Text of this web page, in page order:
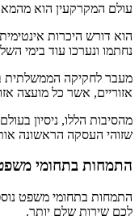
עולם המקרקעין הוא
הוא דורש היכרות
נחתמו ונערכו עוד בימי
מעבר לחקיקה הממשלתית
אזוריים, אשר כל מועצה
מהסיבות הללו, ניסיון
שזוהי העסקה הראשונה
התמחות בתחומי
התמחות בתחומי משפט
לכם שירות שלם יותר.